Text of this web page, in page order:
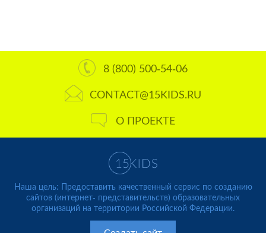
8 (800) 500-54-06
CONTACT@15KIDS.RU
О ПРОЕКТЕ
Наша цель: Предоставить качественный сервис по созданию
сайтов (интернет- представительств) образовательных
организаций на территории Российской Федерации.